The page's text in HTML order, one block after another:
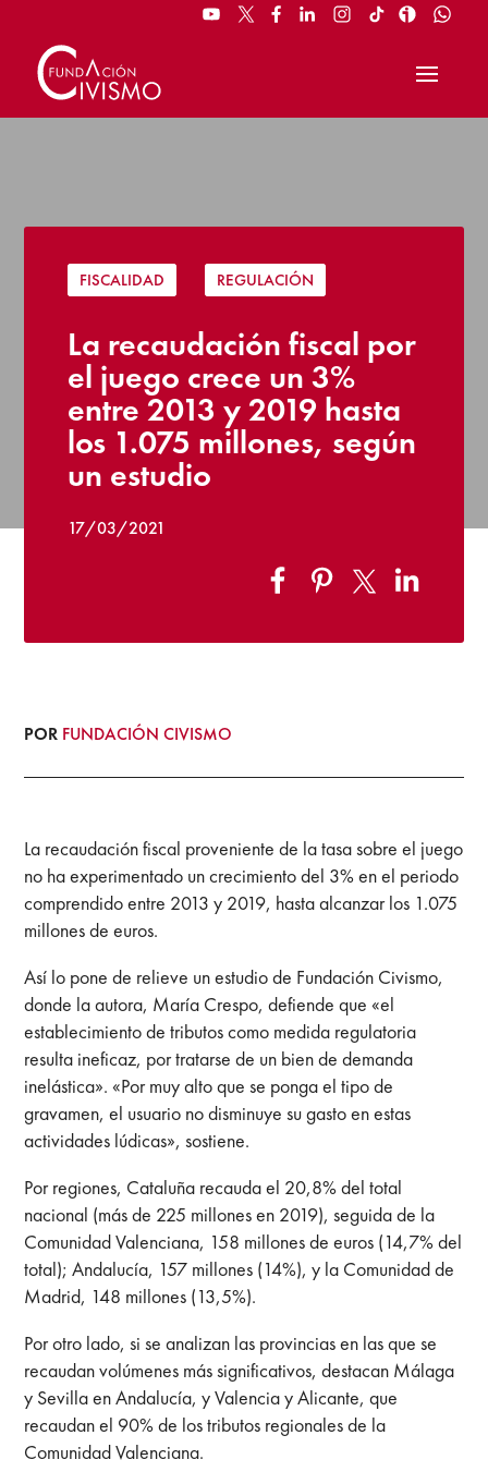
FISCALIDAD REGULACIÓN
La recaudación fiscal por
el juego crece un 3%
entre 2013 y 2019 hasta
los 1.075 millones, según
un estudio
17/03/2021
POR FUNDACIÓN CIVISMO
La recaudación fiscal proveniente de la tasa sobre el juego
no ha experimentado un crecimiento del 3% en el periodo
comprendido entre 2013 y 2019, hasta alcanzar los 1.075
millones de euros.
Así lo pone de relieve un estudio de Fundación Civismo,
donde la autora, María Crespo, defiende que «el
establecimiento de tributos como medida regulatoria
resulta ineficaz, por tratarse de un bien de demanda
inelástica». «Por muy alto que se ponga el tipo de
gravamen, el usuario no disminuye su gasto en estas
actividades lúdicas», sostiene.
Por regiones, Cataluña recauda el 20,8% del total
nacional (más de 225 millones en 2019), seguida de la
Comunidad Valenciana, 158 millones de euros (14,7% del
total); Andalucía, 157 millones (14%), y la Comunidad de
Madrid, 148 millones (13,5%).
Por otro lado, si se analizan las provincias en las que se
recaudan volúmenes más significativos, destacan Málaga
y Sevilla en Andalucía, y Valencia y Alicante, que
recaudan el 90% de los tributos regionales de la
Comunidad Valenciana.